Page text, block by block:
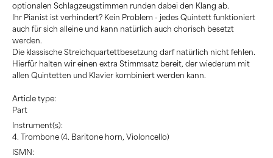
optionalen Schlagzeugstimmen runden dabei den Klang ab.
Ihr Pianist ist verhindert? Kein Problem - jedes Quintett funktioniert
auch für sich alleine und kann natürlich auch chorisch besetzt
werden.
Die klassische Streichquartettbesetzung darf natürlich nicht fehlen.
Hierfür halten wir einen extra Stimmsatz bereit, der wiederum mit
allen Quintetten und Klavier kombiniert werden kann.
Article type:
Part
Instrument(s):
4. Trombone (4. Baritone horn, Violoncello)
ISMN: